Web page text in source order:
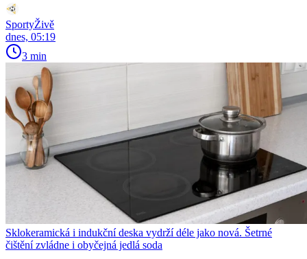
SportyŽivě
dnes, 05:19
3 min
Sklokeramická i indukční deska vydrží déle jako nová. Šetrné
čištění zvládne i obyčejná jedlá soda